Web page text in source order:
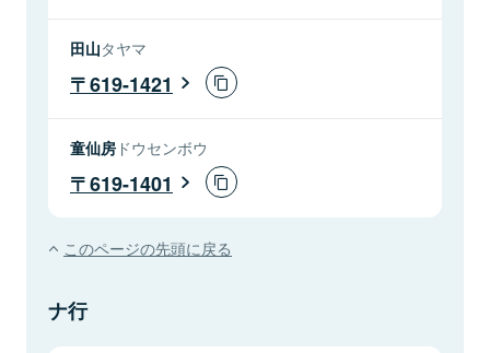
田山タヤマ
619-1421
童仙房 ドウセンボウ
619-1401
このページの先頭に戻る
ナ行